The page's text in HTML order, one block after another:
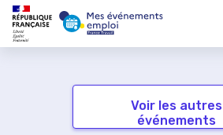
Voir les autres
événements